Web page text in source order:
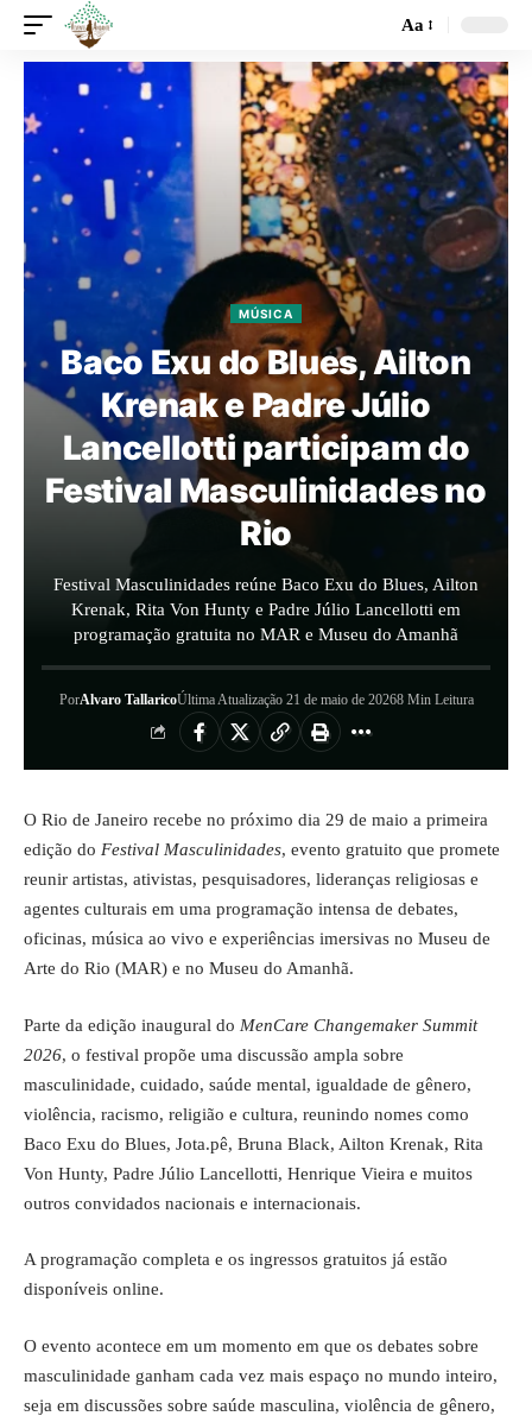
Aa
MÚSICA
Baco Exu do Blues, Ailton
Krenak e Padre Júlio
Lancellotti participam do
Festival Masculinidades no
Rio
Festival Masculinidades reúne Baco Exu do Blues, Ailton
Krenak, Rita Von Hunty e Padre Júlio Lancellotti em
programação gratuita no MAR e Museu do Amanhã
PorAlvaro TallaricoÚltima Atualização 21 de maio de 20268 Min Leitura
O Rio de Janeiro recebe no próximo dia 29 de maio a primeira
edição do Festival Masculinidades, evento gratuito que promete
reunir artistas, ativistas, pesquisadores, lideranças religiosas e
agentes culturais em uma programação intensa de debates,
oficinas, música ao vivo e experiências imersivas no Museu de
Arte do Rio (MAR) e no Museu do Amanhã.
Parte da edição inaugural do MenCare Changemaker Summit
2026, o festival propõe uma discussão ampla sobre
masculinidade, cuidado, saúde mental, igualdade de gênero,
violência, racismo, religião e cultura, reunindo nomes como
Baco Exu do Blues, Jota.pê, Bruna Black, Ailton Krenak, Rita
Von Hunty, Padre Júlio Lancellotti, Henrique Vieira e muitos
outros convidados nacionais e internacionais.
A programação completa e os ingressos gratuitos já estão
disponíveis online.
O evento acontece em um momento em que os debates sobre
masculinidade ganham cada vez mais espaço no mundo inteiro,
seja em discussões sobre saúde masculina, violência de gênero,